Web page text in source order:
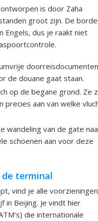
is door Zaha
groot zijn. De
Engels, dus je raakt niet
de douane gaat staan.
op de begane grond. Ze
precies aan van welke
wandeling van de gate
schoenen aan voor deze
terminal
vind je alle voorzieningen
in Beijing. Je vindt hier
die internationale